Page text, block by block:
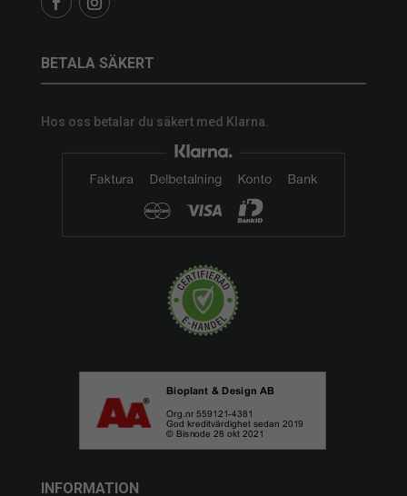
BETALA SÄKERT
Hos oss betalar du säkert med Klarna.
INFORMATION